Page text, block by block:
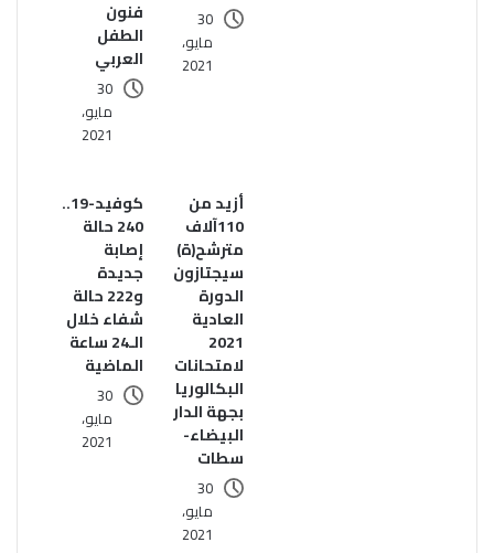
30
مايو،
2021
فنون
الطفل
العربي
30
مايو،
2021
أزيد من
110آلاف
مترشح(ة)
سيجتازون
الدورة
العادية
2021
لامتحانات
البكالوريا
بجهة الدار
البيضاء-
سطات
30
مايو،
2021
كوفيد-19..
240 حالة
إصابة
جديدة
و222 حالة
شفاء خلال
الـ24 ساعة
الماضية
30
مايو،
2021